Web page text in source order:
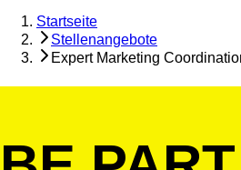
Startseite
Stellenangebote
Expert Marketing